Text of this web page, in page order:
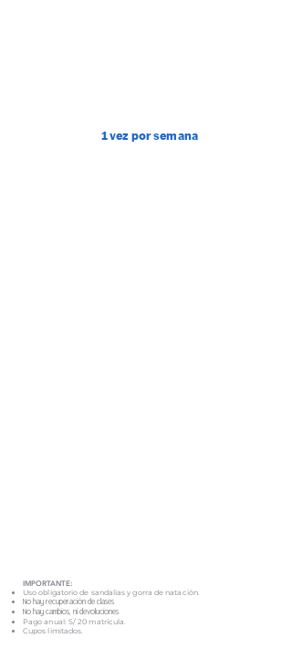
1 vez por semana
IMPORTANTE:
Uso obligatorio de sandalias y gorra de natación.
No hay recuperación de clases.
No hay cambios, ni devoluciones.
Pago anual: S/ 20 matrícula.
Cupos limitados.